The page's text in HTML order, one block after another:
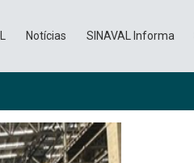
Notícias SINAVAL Informa